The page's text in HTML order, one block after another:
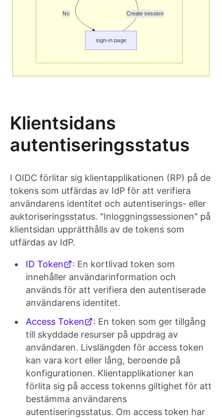
Klientsidans
autentiseringsstatus
I OIDC förlitar sig klientapplikationen (RP) på de
tokens som utfärdas av IdP för att verifiera
användarens identitet och autentiserings- eller
auktoriseringsstatus. "Inloggningssessionen" på
klientsidan upprätthålls av de tokens som
utfärdas av IdP.
ID Token
: En kortlivad token som
innehåller användarinformation och
används för att verifiera den autentiserade
användarens identitet.
Access Token
: En token som ger tillgång
till skyddade resurser på uppdrag av
användaren. Livslängden för access token
kan vara kort eller lång, beroende på
konfigurationen. Klientapplikationer kan
förlita sig på access tokenns giltighet för att
bestämma användarens
autentiseringsstatus. Om access token har